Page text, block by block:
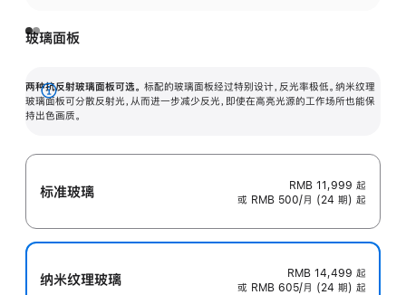
玻璃面板
两种抗反射玻璃面板可选。 标配的玻璃面板经过特别设计，反光率极低。纳米纹理
玻璃面板可分散反射光，从而进一步减少反光，即使在高亮光源的工作场所也能保
持出色画质。
展
开
标准玻璃 RMB 11,999 起
或 RMB 500/月 (24 期) 起
纳米纹理玻璃 RMB 14,499 起
或 RMB 605/月 (24 期) 起